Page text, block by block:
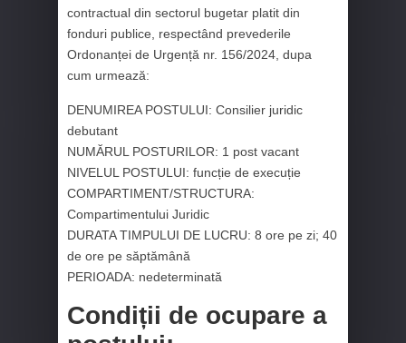
contractual din sectorul bugetar platit din
fonduri publice, respectând prevederile
Ordonanței de Urgență nr. 156/2024, dupa
cum urmează:
DENUMIREA POSTULUI: Consilier juridic
debutant
NUMĂRUL POSTURILOR: 1 post vacant
NIVELUL POSTULUI: funcție de execuție
COMPARTIMENT/STRUCTURA:
Compartimentului Juridic
DURATA TIMPULUI DE LUCRU: 8 ore pe zi; 40
de ore pe săptămână
PERIOADA: nedeterminată
Condiții de ocupare a